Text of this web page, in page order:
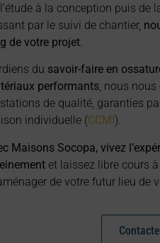
à la conception puis
par le suivi de chantier,
de votre projet.
du savoir-faire en
performants, nous
de qualité, garanties
individuelle (CCMI ).
Maisons Socopa, vivez
et laissez libre cours
de votre futur lieu de